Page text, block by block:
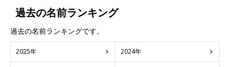
過去の名前ランキング
過去の名前ランキングです。
2025年 2024年